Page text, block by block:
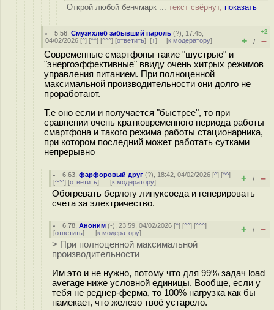
Открой любой бенчмарк ... текст свёрнут, показать
5.56 ,Смузихлеб забывший пароль (?), 17:45,
04/02/2026 [^] [^^] [^^^] [ответить] [↑] [к модератору]
+2
+ / –
Современные смартфоны такие "шустрые" и
"энергоэффективные" ввиду очень хитрых режимов
управления питанием. При полноценной
максимальной производительности они долго не
проработают.
Т.е оно если и получается "быстрее", то при
сравнении очень кратковременного периода работы
смартфона и такого режима работы стационарника,
при котором последний может работать сутками
непрерывно
6.63 ,фарфоровый друг (?), 18:42, 04/02/2026 [^] [^^]
[^^^] [ответить] [к модератору] + / –
Обогревать берлогу линуксоеда и генерировать
счета за электричество.
6.78 ,Аноним (-), 23:59, 04/02/2026 [^] [^^] [^^^]
[ответить] [к модератору] + / –
> При полноценной максимальной
производительности
Им это и не нужно, потому что для 99% задач load
average ниже условной единицы. Вообще, если у
тебя не реднер-ферма, то 100% нагрузка как бы
намекает, что железо твоё устарело.